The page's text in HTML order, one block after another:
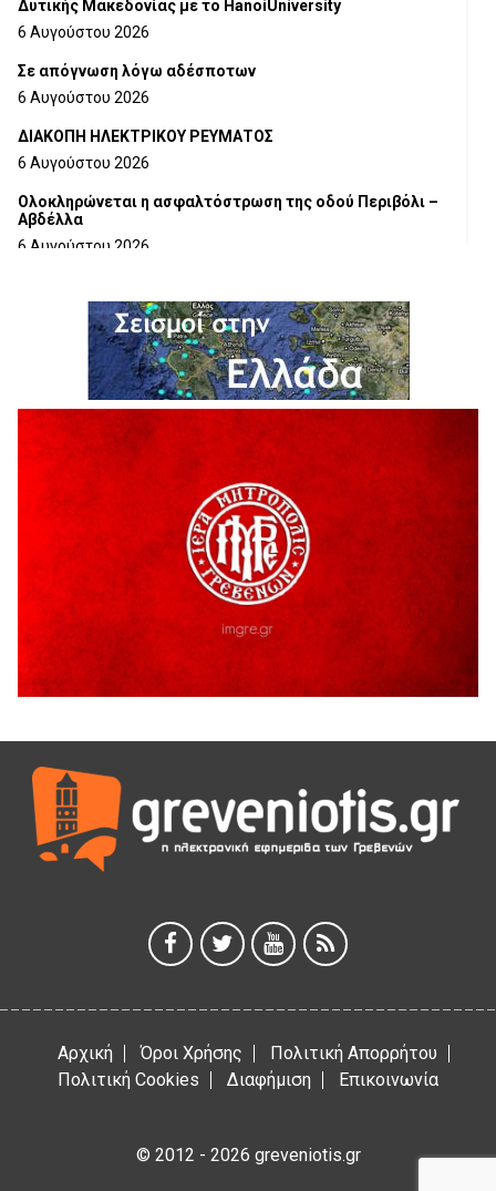
Δυτικής Μακεδονίας με το HanoiUniversity
6 Αυγούστου 2026
Σε απόγνωση λόγω αδέσποτων
6 Αυγούστου 2026
ΔΙΑΚΟΠΗ ΗΛΕΚΤΡΙΚΟΥ ΡΕΥΜΑΤΟΣ
6 Αυγούστου 2026
Ολοκληρώνεται η ασφαλτόστρωση της οδού Περιβόλι –
Αβδέλλα
6 Αυγούστου 2026
5 Αυγούστου 2026
Ο ΑΝΔΡΕΑΣ ΑΣΛΑΝΙΔΗΣ ΣΥΝΕΧΙΖΕΙ ΣΤΟΝ ΠΡΩΤΕΑ
ΓΡΕΒΕΝΩΝ
5 Αυγούστου 2026
Ευχαριστήριο Εκπολιτιστικού Συλλόγου Ταξιάρχη προς κ.
Παρασχάκη Αθανάσιο
Διακοπή υδροδότησης του Α΄ κλάδου ύδρευσης
5 Αυγούστου 2026
Η Marseaux στα Γρεβενά για μια μοναδική συναυλία
Θερινό Σινεμά στο πλαίσιο του «Πολιτιστικού
Καλοκαιριού 2026» με την βραβευμένη ταινία «Μικρές
Ανάσες».
εξοπλισμού γυμναστηρίου
5 Αυγούστου 2026
ΑΗ ΛΑΟΣ | 5 Αυγούστου | Υπαίθριο Θέατρο “Καστράκι”,
Γρεβενά
5 Αυγούστου 2026
5 Αυγούστου 2026
Αρχική Όροι Χρήσης
Πολιτική Απορρήτου
Πολιτική Cookies
Διαφήμιση Επικοινωνία
© 2012 - 2026 greveniotis.gr